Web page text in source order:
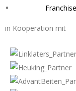
Franchise
in Kooperation mit